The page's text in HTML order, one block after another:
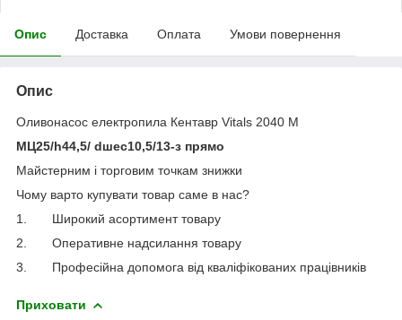
Опис Доставка Оплата Умови повернення
Опис
Оливонасос електропила Кентавр Vitals 2040 M
МЦ25/h44,5/ dшес10,5/13-з прямо
Майстерним і торговим точкам знижки
Чому варто купувати товар саме в нас?
1. Широкий асортимент товару
2. Оперативне надсилання товару
3. Професійна допомога від кваліфікованих працівників
Приховати